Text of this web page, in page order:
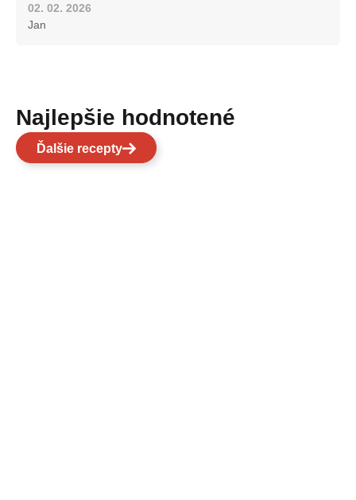
02. 02. 2026
Jan
Najlepšie hodnotené
Ďalšie recepty